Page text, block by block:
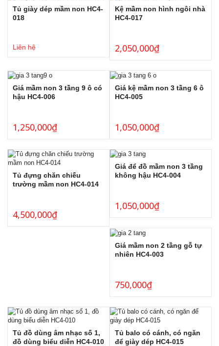
Tủ giày dép mầm non HC4-
018
Liên hệ
Kệ mầm non hình ngôi nhà
HC4-017
2,050,000₫
Giá mầm non 3 tầng 9 ô có
hậu HC4-006
1,250,000₫
Giá kệ mầm non 3 tầng 6 ô
HC4-005
1,050,000₫
Tủ đựng chăn chiếu
trường mầm non HC4-014
4,500,000₫
Giá để đồ mầm non 3 tầng
không hậu HC4-004
1,050,000₫
Giá mầm non 2 tầng gỗ tự
nhiên HC4-003
750,000₫
Tủ đồ dùng âm nhạc số 1,
đồ dùng biểu diễn HC4-010
Tủ balo có cánh, có ngăn
để giày dép HC4-015